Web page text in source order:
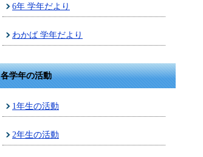
6年 学年だより
わかば 学年だより
各学年の活動
1年生の活動
2年生の活動